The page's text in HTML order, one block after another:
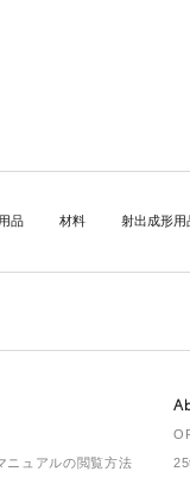
品 材料 射出成形用
ニュアルの閲覧方法